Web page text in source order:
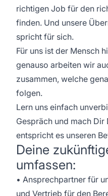
richtigen Job für den
finden. Und unsere
spricht für sich.
Für uns ist der Mensch
genauso arbeiten wir
zusammen, welche
folgen.
Lern uns einfach
Gespräch und mach
entspricht es unseren
Deine
umfassen:
• Ansprechpartner für
und Vertrieb für den